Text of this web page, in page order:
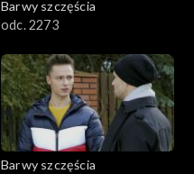
Barwy szczęścia
odc. 2273
Barwy szczęścia